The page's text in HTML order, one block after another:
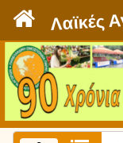
Λαϊκές